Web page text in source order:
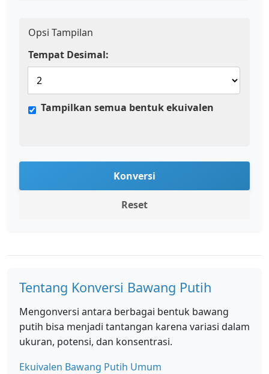
Opsi Tampilan
Tempat Desimal:
Tampilkan semua bentuk ekuivalen
Konversi
Reset
Tentang Konversi Bawang Putih
Mengonversi antara berbagai bentuk bawang
putih bisa menjadi tantangan karena variasi dalam
ukuran, potensi, dan konsentrasi.
Ekuivalen Bawang Putih Umum